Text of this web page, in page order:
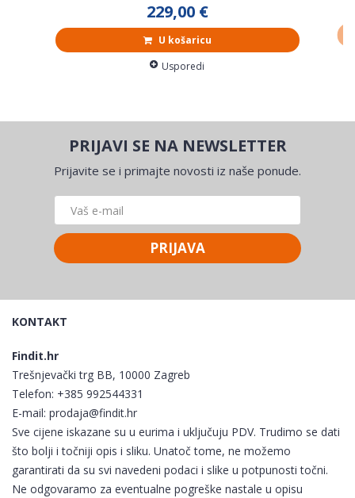
229,00 €
U košaricu
Usporedi
PRIJAVI SE NA NEWSLETTER
Prijavite se i primajte novosti iz naše ponude.
PRIJAVA
KONTAKT
Findit.hr
Trešnjevački trg BB, 10000 Zagreb
Telefon: +385 992544331
E-mail: prodaja@findit.hr
Sve cijene iskazane su u eurima i uključuju PDV. Trudimo se dati
što bolji i točniji opis i sliku. Unatoč tome, ne možemo
garantirati da su svi navedeni podaci i slike u potpunosti točni.
Ne odgovaramo za eventualne pogreške nastale u opisu